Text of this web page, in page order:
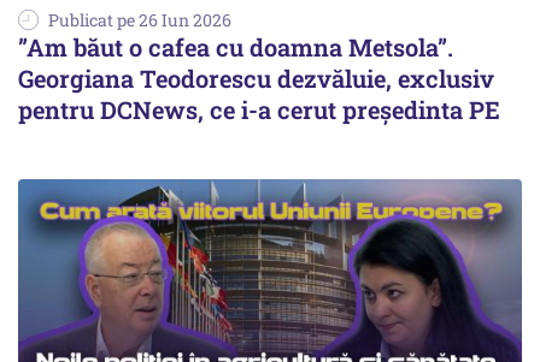
Publicat pe 26 Iun 2026
”Am băut o cafea cu doamna Metsola”.
Georgiana Teodorescu dezvăluie, exclusiv
pentru DCNews, ce i-a cerut președinta PE